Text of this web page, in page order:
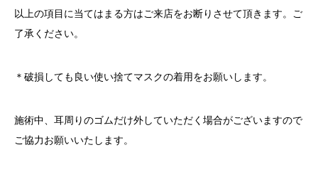
以上の項目に当てはまる方はご来店をお断りさせて頂きます。ご
了承ください。
＊破損しても良い使い捨てマスクの着用をお願いします。
施術中、耳周りのゴムだけ外していただく場合がございますので
ご協力お願いいたします。